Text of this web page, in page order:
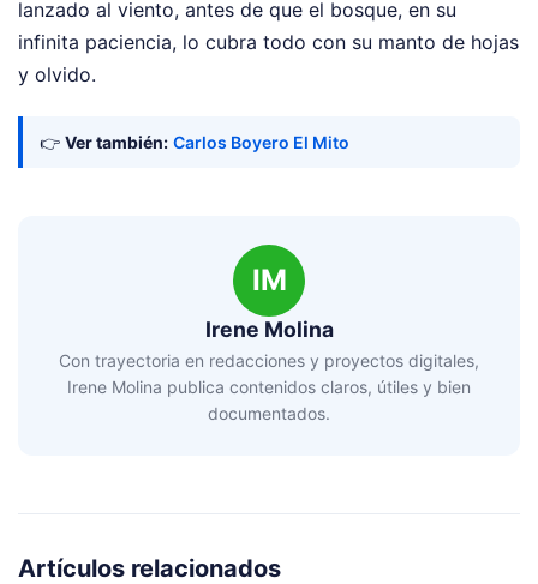
lanzado al viento, antes de que el bosque, en su
infinita paciencia, lo cubra todo con su manto de hojas
y olvido.
👉 Ver también: Carlos Boyero El Mito
IM
Irene Molina
Con trayectoria en redacciones y proyectos digitales,
Irene Molina publica contenidos claros, útiles y bien
documentados.
Artículos relacionados